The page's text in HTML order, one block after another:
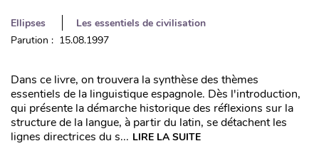
Ellipses
Les essentiels de civilisation
Parution : 15.08.1997
Dans ce livre, on trouvera la synthèse des thèmes
essentiels de la linguistique espagnole. Dès l'introduction,
qui présente la démarche historique des réflexions sur la
structure de la langue, à partir du latin, se détachent les
lignes directrices du s... LIRE LA SUITE